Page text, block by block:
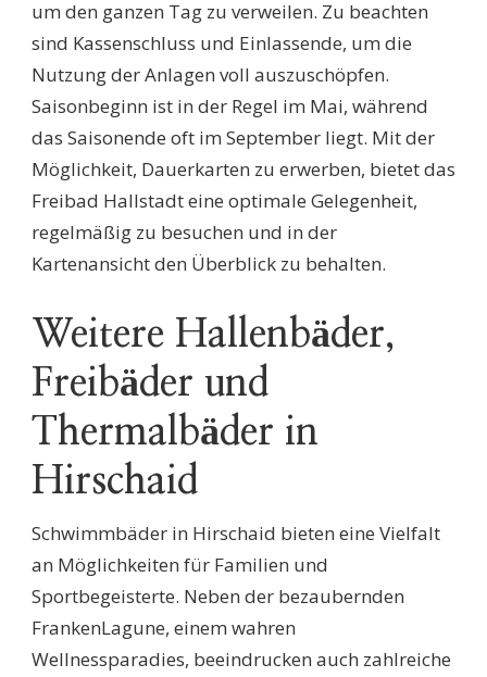
um den ganzen Tag zu verweilen. Zu beachten
sind Kassenschluss und Einlassende, um die
Nutzung der Anlagen voll auszuschöpfen.
Saisonbeginn ist in der Regel im Mai, während
das Saisonende oft im September liegt. Mit der
Möglichkeit, Dauerkarten zu erwerben, bietet das
Freibad Hallstadt eine optimale Gelegenheit,
regelmäßig zu besuchen und in der
Kartenansicht den Überblick zu behalten.
Weitere Hallenbäder,
Freibäder und
Thermalbäder in
Hirschaid
Schwimmbäder in Hirschaid bieten eine Vielfalt
an Möglichkeiten für Familien und
Sportbegeisterte. Neben der bezaubernden
FrankenLagune, einem wahren
Wellnessparadies, beeindrucken auch zahlreiche